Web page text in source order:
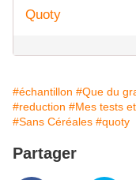
Quoty
#échantillon #Que du
#reduction #Mes tests
#Sans Céréales #quoty
Partager